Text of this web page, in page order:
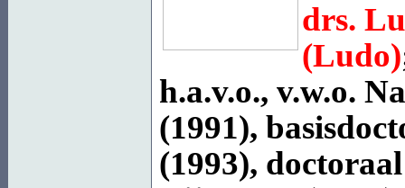
drs.
(Ludo)
h.a.v.o., v.w.o.
(1991),
(1993),